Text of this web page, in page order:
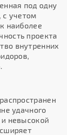
под одну
учетом
наиболее
проекта
внутренних
удачного
невысокой